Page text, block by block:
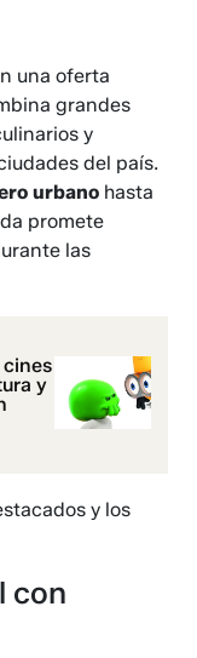
una oferta
grandes
y
del país.
urbano hasta
promete
las
cines
y
y los
con